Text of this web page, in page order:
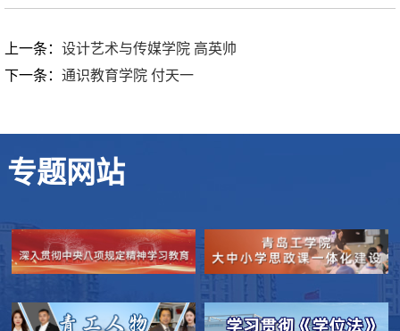
上一条： 设计艺术与传媒学院 高英帅
下一条： 通识教育学院 付天一
专题网站